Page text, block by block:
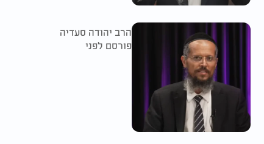
הרב יהודה סעדיה
פורסם לפני